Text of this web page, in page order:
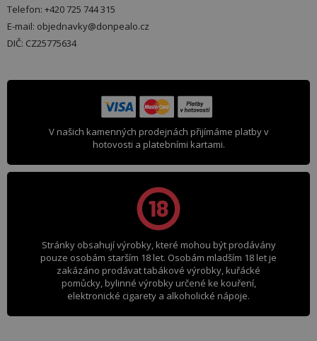
Telefon: +420 725 744 315
E-mail: objednavky@donpealo.cz
DIČ: CZ25775634
V našich kamenných prodejnách přijímáme platby v
hotovosti a platebními kartami.
Stránky obsahují výrobky, které mohou být prodávány
pouze osobám starším 18 let. Osobám mladším 18 let je
zakázáno prodávat tabákové výrobky, kuřácké
pomůcky, bylinné výrobky určené ke kouření,
elektronické cigarety a alkoholické nápoje.